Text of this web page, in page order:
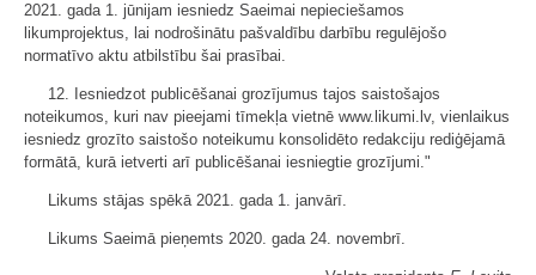
2021. gada 1. jūnijam iesniedz Saeimai nepieciešamos
likumprojektus, lai nodrošinātu pašvaldību darbību regulējošo
normatīvo aktu atbilstību šai prasībai.
12. Iesniedzot publicēšanai grozījumus tajos saistošajos
noteikumos, kuri nav pieejami tīmekļa vietnē www.likumi.lv, vienlaikus
iesniedz grozīto saistošo noteikumu konsolidēto redakciju rediģējamā
formātā, kurā ietverti arī publicēšanai iesniegtie grozījumi."
Likums stājas spēkā 2021. gada 1. janvārī.
Likums Saeimā pieņemts 2020. gada 24. novembrī.